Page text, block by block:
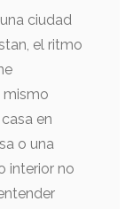
ciudad
el ritmo
mismo
en
o una
interior no